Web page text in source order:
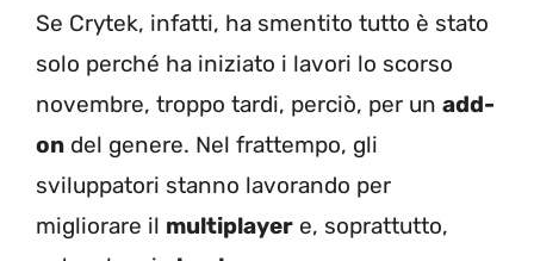
Se Crytek, infatti, ha smentito tutto è stato
solo perché ha iniziato i lavori lo scorso
novembre, troppo tardi, perciò, per un add-
on del genere. Nel frattempo, gli
sviluppatori stanno lavorando per
migliorare il multiplayer e, soprattutto,